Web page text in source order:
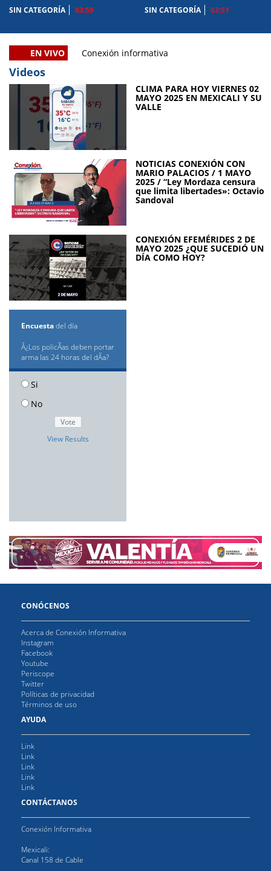
SIN CATEGORÍA
03:59
SIN CATEGORÍA
03:51
EN VIVO Conexión informativa
Videos
CLIMA PARA HOY VIERNES 02
MAYO 2025 EN MEXICALI Y SU
VALLE
NOTICIAS CONEXIÓN CON
MARIO PALACIOS / 1 MAYO
2025 / “Ley Mordaza censura
que limita libertades»: Octavio
Sandoval
CONEXIÓN EFEMÉRIDES 2 DE
MAYO 2025 ¿QUE SUCEDIÓ UN
DÍA COMO HOY?
Encuestadel día
Â¿Los policÃ­as deben portar
arma las 24 horas del dÃ­a?
Si
No
View Results
CONÓCENOS
Acerca de Conexión Informativa
Instagram
Facebook
Youtube
Periscope
Twitter
Políticas de privacidad
Términos de uso
AYUDA
Link
Link
Link
Link
Link
CONTÁCTANOS
Conexión Informativa
Mexicali:
Canal 158 de Cable